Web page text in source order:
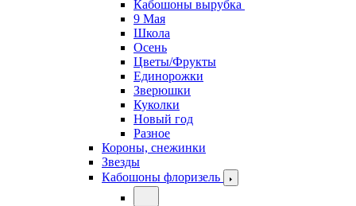
Кабошоны вырубка
9 Мая
Школа
Осень
Цветы/Фрукты
Единорожки
Зверюшки
Куколки
Новый год
Разное
Короны, снежинки
Звезды
Кабошоны флоризель